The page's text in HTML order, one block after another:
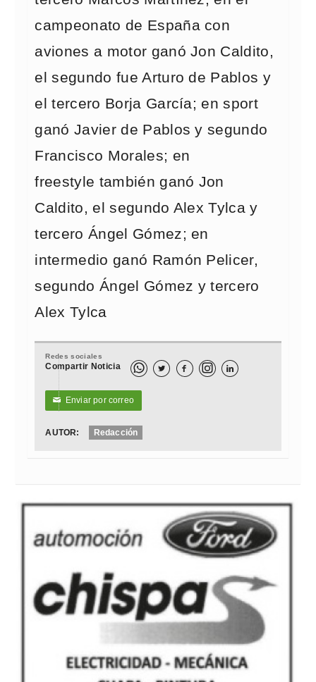
campeonato de España con
aviones a motor ganó Jon Caldito,
el segundo fue Arturo de Pablos y
el tercero Borja García; en sport
ganó Javier de Pablos y segundo
Francisco Morales; en
freestyle también ganó Jon
Caldito, el segundo Alex Tylca y
tercero Ángel Gómez; en
intermedio ganó Ramón Pelicer,
segundo Ángel Gómez y tercero
Alex Tylca
Redes sociales
Compartir Noticia   
✉ Enviar por correo
AUTOR: Redacción